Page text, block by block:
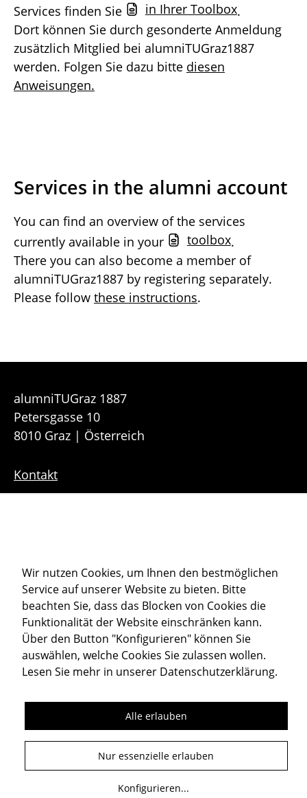
Services finden Sie
in Ihrer Toolbox.
Dort können Sie durch gesonderte Anmeldung
zusätzlich Mitglied bei alumniTUGraz1887
werden. Folgen Sie dazu bitte diesen
Anweisungen.
Services in the alumni account
You can find an overview of the services
currently available in your
toolbox.
There you can also become a member of
alumniTUGraz1887 by registering separately.
Please follow these instructions.
alumniTUGraz 1887
Petersgasse 10
8010 Graz | Österreich
Kontakt
Downloads
Cookie-Einstellungen
Datenschutz
Impressum
Member of
Folgen Sie uns
Wir nutzen Cookies, um Ihnen den bestmöglichen
Service auf unserer Website zu bieten. Bitte
beachten Sie, dass das Blocken von Cookies die
Funktionalität der Website einschränken kann.
Über den Button "Konfigurieren" können Sie
auswählen, welche Cookies Sie zulassen wollen.
Lesen Sie mehr in unserer Datenschutzerklärung.
Konfigurieren...
Nur essenzielle erlauben
Alle erlauben